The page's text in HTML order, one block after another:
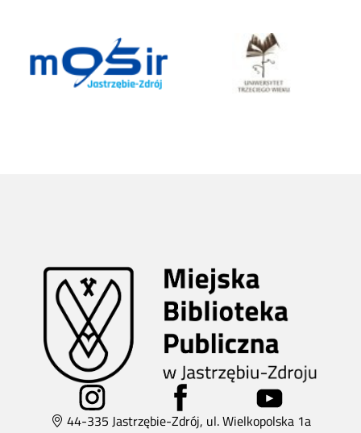
44-335 Jastrzębie-Zdrój, ul. Wielkopolska 1a